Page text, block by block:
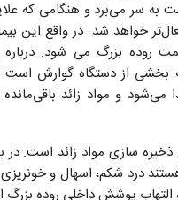
سر می‌برد و هنگامی که
خواهد شد. در واقع این
روده بزرگ می شود. درباره
بخشی از دستگاه گوارش
و مواد زائد
سازی مواد زائد است. در
درد شکم، اسهال و خونریزی
التهاب پوشش داخلی روده